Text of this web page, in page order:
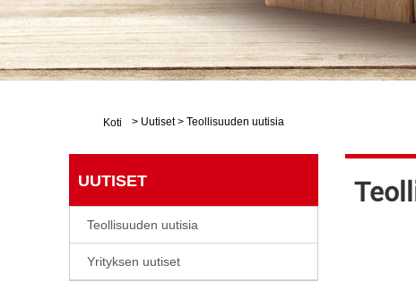
Koti > Uutiset > Teollisuuden uutisia
UUTISET
Teollisuuden uutisia
Yrityksen uutiset